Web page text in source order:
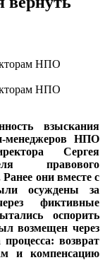
взыскания
менеджеров НПО
Сергея
правового
они вместе с
осуждены за
фиктивные
оспорить
возмещен через
возврат
и компенсацию